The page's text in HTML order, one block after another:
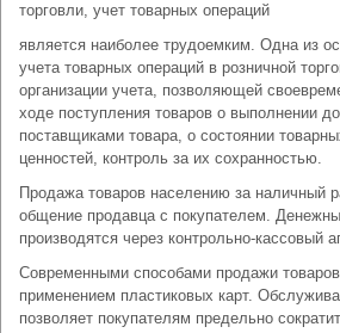
торговли, учет товарных операций
является наиболее трудоемким. Одна из
учета товарных операций в розничной
организации учета, позволяющей
ходе поступления товаров о выполнении
поставщиками товара, о состоянии
ценностей, контроль за их сохранностью.
Продажа товаров населению за наличный
общение продавца с покупателем.
производятся через контрольно-кассовый
Современными способами продажи
применением пластиковых карт.
позволяет покупателям предельно